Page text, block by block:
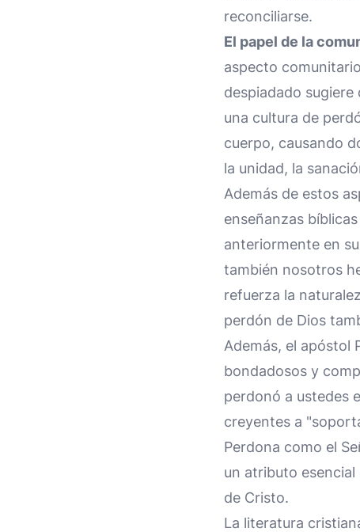
reconciliarse.
El papel de la
aspecto
despiadado
una cultura de
cuerpo, causando
la unidad, la
Además de estos
enseñanzas
anteriormente en
también nosotros
refuerza la
perdón de Dios
Además, el apóstol
bondadosos y
perdonó a ustedes
creyentes a
Perdona como el
un atributo
de Cristo.
La literatura